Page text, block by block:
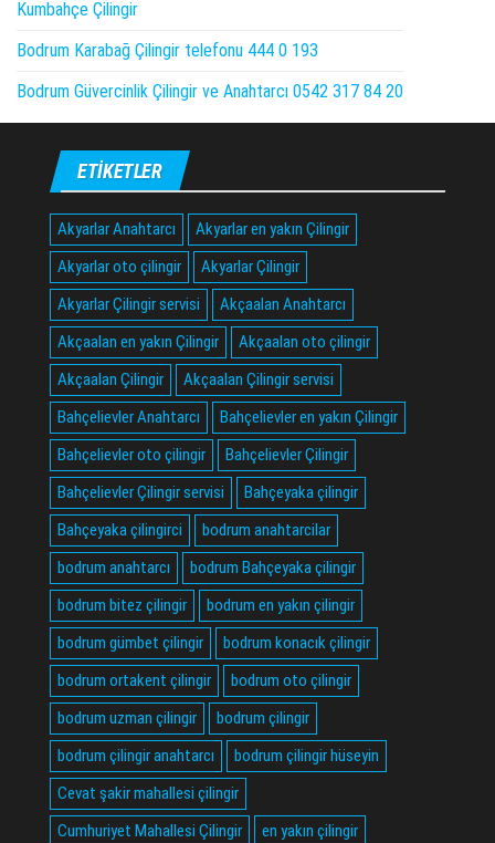
Kumbahçe Çilingir
Bodrum Karabağ Çilingir telefonu 444 0 193
Bodrum Güvercinlik Çilingir ve Anahtarcı 0542 317 84 20
ETIKETLER
Akyarlar Anahtarcı
Akyarlar en yakın Çilingir
Akyarlar oto çilingir
Akyarlar Çilingir
Akyarlar Çilingir servisi
Akçaalan Anahtarcı
Akçaalan en yakın Çilingir
Akçaalan oto çilingir
Akçaalan Çilingir
Akçaalan Çilingir servisi
Bahçelievler Anahtarcı
Bahçelievler en yakın Çilingir
Bahçelievler oto çilingir
Bahçelievler Çilingir
Bahçelievler Çilingir servisi
Bahçeyaka çilingir
Bahçeyaka çilingirci
bodrum anahtarcilar
bodrum anahtarcı
bodrum Bahçeyaka çilingir
bodrum bitez çilingir
bodrum en yakın çilingir
bodrum gümbet çilingir
bodrum konacık çilingir
bodrum ortakent çilingir
bodrum oto çilingir
bodrum uzman çilingir
bodrum çilingir
bodrum çilingir anahtarcı
bodrum çilingir hüseyin
Cevat şakir mahallesi çilingir
Cumhuriyet Mahallesi Çilingir
en yakın çilingir